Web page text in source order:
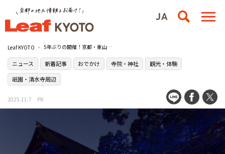
Leaf KYOTO 5年ぶりの開催！京都・東山の［青蓮院］で紅葉のライトアップが2025年11月7日（金）よりスタート
ニュース 新着記事 おでかけ 寺院・神社
観光・体験
祇園・清水寺周辺
2025.11.7 PR